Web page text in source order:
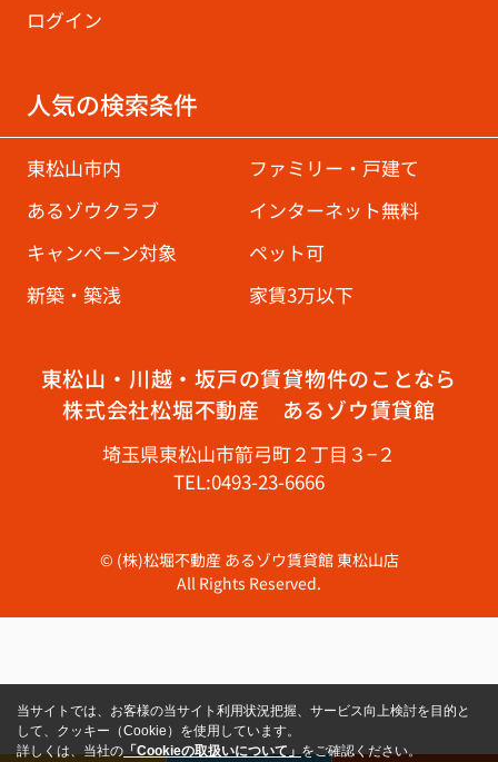
ログイン
人気の検索条件
東松山市内
ファミリー・戸建て
あるゾウクラブ
インターネット無料
キャンペーン対象
ペット可
新築・築浅
家賃3万以下
東松山・川越・坂戸の賃貸物件のことなら
株式会社松堀不動産 あるゾウ賃貸館
埼玉県東松山市箭弓町２丁目３−２
TEL:0493-23-6666
© (株)松堀不動産 あるゾウ賃貸館 東松山店
All Rights Reserved.
当サイトでは、お客様の当サイト利用状況把握、サービス向上検討を目的と
して、クッキー（Cookie）を使用しています。
詳しくは、当社の「Cookieの取扱いについて」をご確認ください。